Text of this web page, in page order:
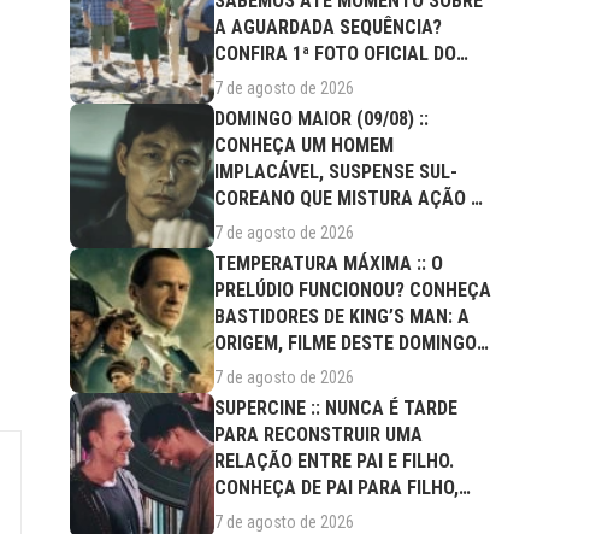
A AGUARDADA SEQUÊNCIA?
CONFIRA 1ª FOTO OFICIAL DO
ELENCO!
7 de agosto de 2026
DOMINGO MAIOR (09/08) ::
CONHEÇA UM HOMEM
IMPLACÁVEL, SUSPENSE SUL-
COREANO QUE MISTURA AÇÃO E
DRAMA FAMILIAR
7 de agosto de 2026
TEMPERATURA MÁXIMA :: O
PRELÚDIO FUNCIONOU? CONHEÇA
BASTIDORES DE KING’S MAN: A
ORIGEM, FILME DESTE DOMINGO
(09/08)
7 de agosto de 2026
SUPERCINE :: NUNCA É TARDE
PARA RECONSTRUIR UMA
RELAÇÃO ENTRE PAI E FILHO.
CONHEÇA DE PAI PARA FILHO,
FILME DESTE...
7 de agosto de 2026